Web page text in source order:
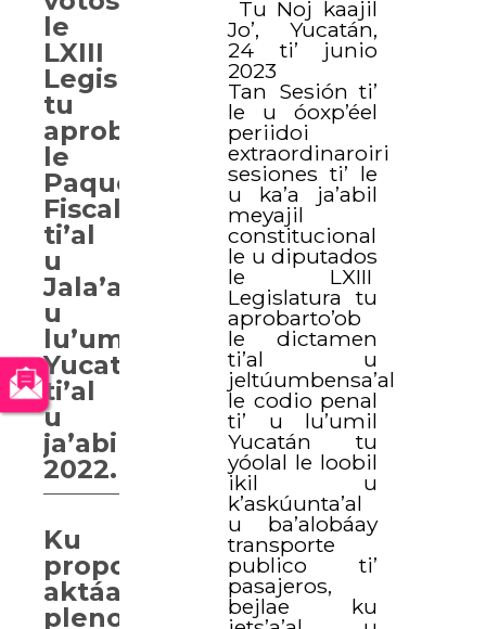
Tu Noj kaajil
Jo’, Yucatán,
24 ti’ junio
2023
Tan Sesión ti’
le u óoxp’éel
periidoi
extraordinaroiri
sesiones ti’ le
u ka’a ja’abil
meyajil
constitucional
le u diputados
le LXIII
Legislatura tu
aprobarto’ob
le dictamen
ti’al u
jeltúumbensa’al
le codio penal
ti’ u lu’umil
Yucatán tu
yóolal le loobil
ikil u
k’askúunta’al
u ba’alobáay
transporte
publico ti’
pasajeros,
bejlae ku
le
LXIII
Legislatura
tu
aprobartaj
le
Paquete
Fiscal
ti’al
u
Jala’achil
u
lu’umil
Yucatán
ti’al
u
ja’abil
2022.
Ku
propoberta’al
aktáan
pleno